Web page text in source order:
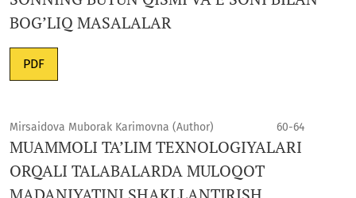
BOG’LIQ MASALALAR
PDF
Mirsaidova Muborak Karimovna (Author) 60-64
MUAMMOLI TA’LIM TEXNOLOGIYALARI
ORQALI TALABALARDA MULOQOT